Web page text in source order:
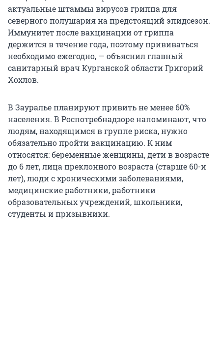
актуальные штаммы вирусов гриппа для
северного полушария на предстоящий эпидсезон.
Иммунитет после вакцинации от гриппа
держится в течение года, поэтому прививаться
необходимо ежегодно, — объяснил главный
санитарный врач Курганской области Григорий
Хохлов.
В Зауралье планируют привить не менее 60%
населения. В Роспотребнадзоре напоминают, что
людям, находящимся в группе риска, нужно
обязательно пройти вакцинацию. К ним
относятся: беременные женщины, дети в возрасте
до 6 лет, лица преклонного возраста (старше 60-и
лет), люди с хроническими заболеваниями,
медицинские работники, работники
образовательных учреждений, школьники,
студенты и призывники.